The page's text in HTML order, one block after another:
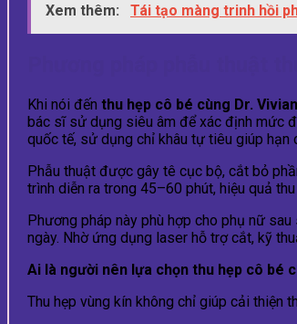
Xem thêm: Tái tạo màng trinh hồi
Khi nói đến thu hẹp cô bé cùng Dr. Vivian
bác sĩ sử dụng siêu âm để xác định mức
quốc tế, sử dụng chỉ khâu tự tiêu giúp hạn
Phẫu thuật được gây tê cục bộ, cắt bỏ
trình diễn ra trong 45–60 phút, hiệu quả
Phương pháp này phù hợp cho phụ nữ
ngày. Nhờ ứng dụng laser hỗ trợ cắt, kỹ
Ai là người nên lựa chọn thu hẹp cô bé
Thu hẹp vùng kín không chỉ giúp cải thiện